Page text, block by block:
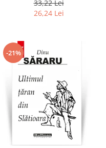
33,22 Lei
26,24 Lei
-21%